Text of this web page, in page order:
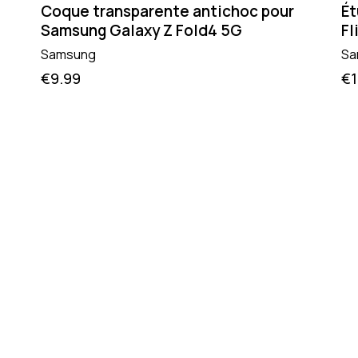
Coque transparente antichoc pour
Samsung Galaxy Z Fold4 5G
Samsung
€9.99 €